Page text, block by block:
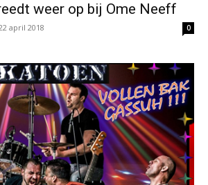
weer op bij Ome Neeff
april 2018 0